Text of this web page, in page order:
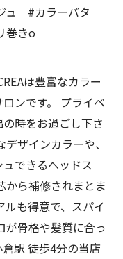
ュ #カラーバタ
巻きo
は豊富なカラー
ンです。 プライベ
時をお過ごし下さ
ザインカラーや、
できるヘッドス
から補修されまとま
ルも得意で、スパイ
が骨格や髪質に合っ
駅 徒歩4分の当店